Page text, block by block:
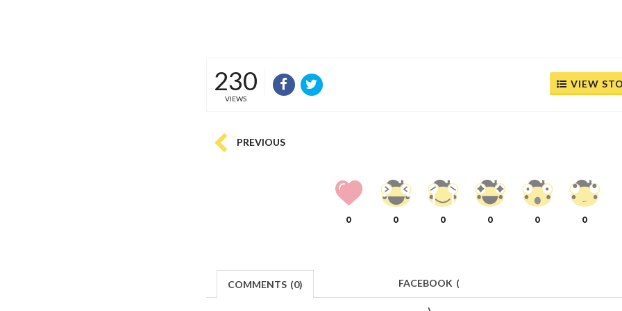
230
VIEWS
VIEW
PREVIOUS
0 0 0 0 0 0
COMMENTS (0) FACEBOOK (